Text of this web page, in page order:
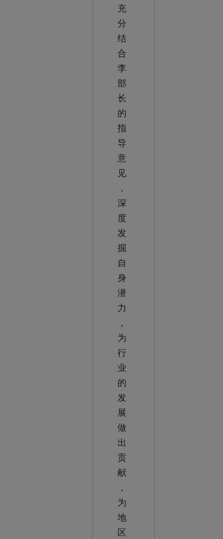
充
分
结
合
李
部
长
的
指
导
意
见
，
深
度
发
掘
自
身
潜
力
，
为
行
业
的
发
展
做
出
贡
献
，
为
地
区